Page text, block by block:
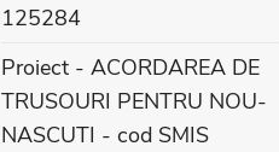
125284
Proiect - ACORDAREA DE
TRUSOURI PENTRU NOU-
NASCUTI - cod SMIS